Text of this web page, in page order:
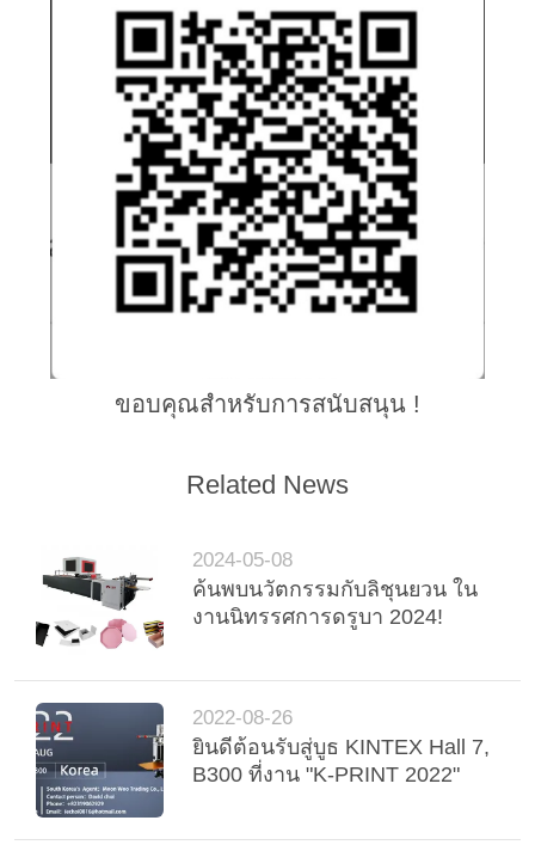
ขอบคุณสำหรับการสนับสนุน !
Related News
2024-05-08
ค้นพบนวัตกรรมกับลิชุนยวน ใน
งานนิทรรศการดรูบา 2024!
2022-08-26
ยินดีต้อนรับสู่บูธ KINTEX Hall 7,
B300 ที่งาน "K-PRINT 2022"